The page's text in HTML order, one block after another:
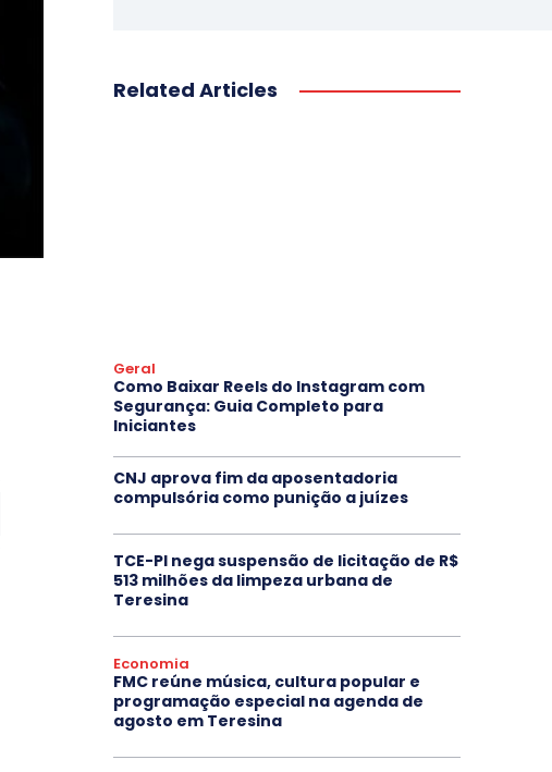
Related Articles
Geral
Como Baixar Reels do Instagram com
Segurança: Guia Completo para
Iniciantes
CNJ aprova fim da aposentadoria
compulsória como punição a juízes
TCE-PI nega suspensão de licitação de R$
513 milhões da limpeza urbana de
Teresina
Economia
FMC reúne música, cultura popular e
programação especial na agenda de
agosto em Teresina